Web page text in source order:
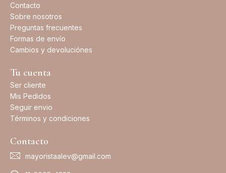
Contacto
Sobre nosotros
Preguntas frecuentes
Formas de envío
Cambios y devoluciónes
Tu cuenta
Ser cliente
Mis Pedidos
Seguir envio
Términos y condiciones
Contacto
mayoristaalev@gmail.com